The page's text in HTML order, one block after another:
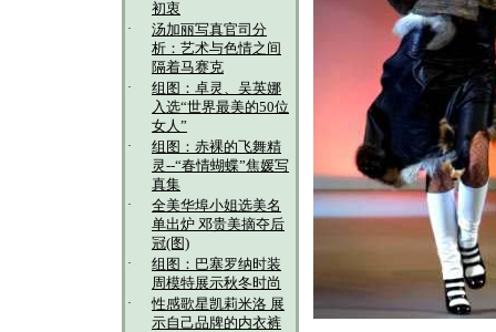
初衷
·
汤加丽写真官司分
析：艺术与色情之间
隔着马赛克
·
组图：卓灵、吴英娜
入选“世界最美的50位
女人”
·
组图：赤裸的飞舞精
灵--“春情蝴蝶”焦媛写
真集
·
全美华埠小姐选美名
单出炉 邓贵美摘夺后
冠(图)
·
组图：巴塞罗纳时装
周模特展示秋冬时尚
·
性感歌星凯莉米洛 展
示自己品牌的内衣裤